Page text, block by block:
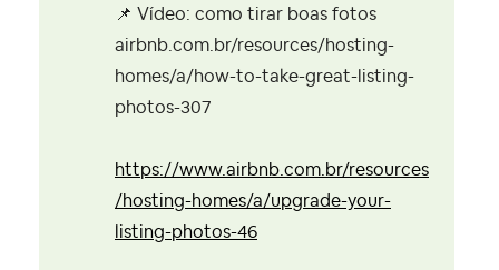
📌 Vídeo: como tirar boas fotos
airbnb.com.br/resources/hosting-
homes/a/how-to-take-great-listing-
photos-307
https://www.airbnb.com.br/resources
/hosting-homes/a/upgrade-your-
listing-photos-46